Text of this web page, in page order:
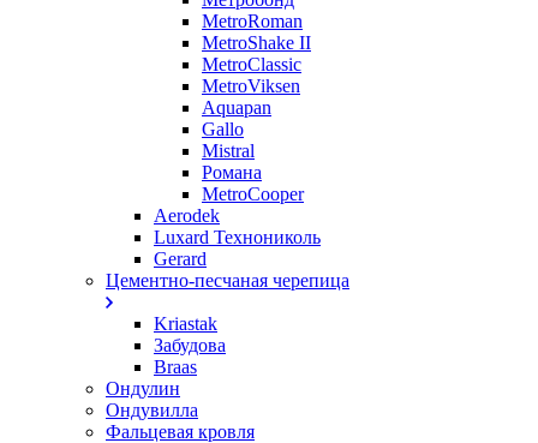
MetroRoman
MetroShake II
MetroClassic
MetroViksen
Aquapan
Gallo
Mistral
Романа
MetroCooper
Aerodek
Luxard Технониколь
Gerard
Цементно-песчаная черепица
Kriastak
Забудова
Braas
Ондулин
Ондувилла
Фальцевая кровля